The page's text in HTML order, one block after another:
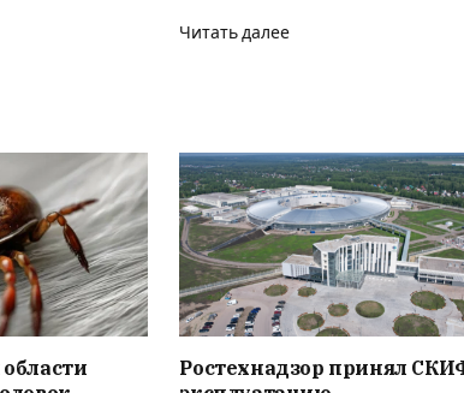
Читать далее
Ростехнадзор принял